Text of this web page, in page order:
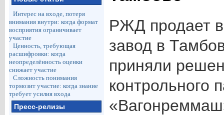
Интерес на входе, потеря
внимания внутри: когда формат
восприятия ограничивает
участие
Ценность, требующая
расшифровки: когда
неопределённость оценки
снижает участие
Сложность понимания
тормозит участие: когда знание
требует усилия входа
Пресс-релизы
РЖД продает
завод в
приняли
контрольного